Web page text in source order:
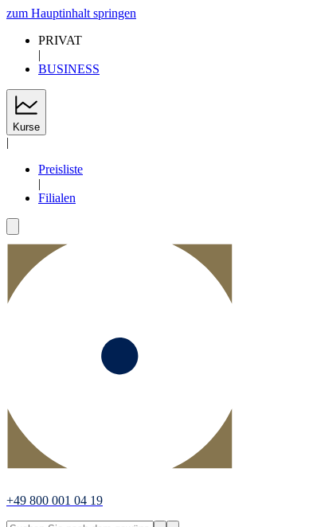
zum Hauptinhalt springen
PRIVAT
|
BUSINESS
Kurse
|
Preisliste
|
Filialen
+49 800 001 04 19